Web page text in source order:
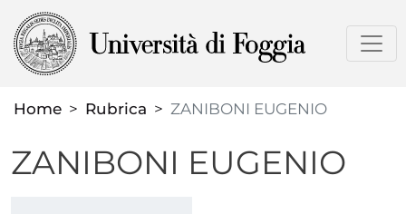
al
contenuto
Home
Rubrica ZANIBONI EUGENIO
ZANIBONI EUGENIO